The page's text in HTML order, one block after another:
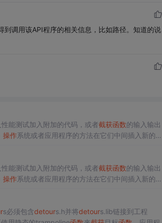
调用该API程序的相关信息，比如路径。知道的说
能测试加入附加的代码，或者截获函数的输入输出
操作系统或者应用程序的方法在它们中间插入新的功
能测试加入附加的代码，或者截获函数的输入输出
操作系统或者应用程序的方法在它们中间插入新的功
s必须包含detours.h并将detours.lib链接到工程